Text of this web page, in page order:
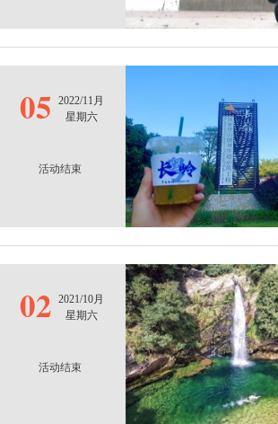
05 2022/11月
星期六
活动结束
02 2021/10月
星期六
活动结束